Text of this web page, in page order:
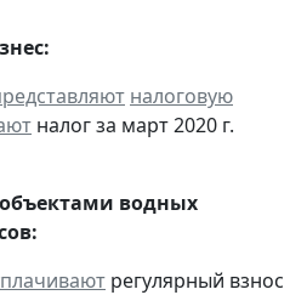
налоговую
налог за март 2020 г.
водных
регулярный взнос